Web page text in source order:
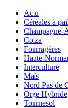
Actu
Céréales à
Champagne-
Colza
Fourragères
Haute-
Interculture
Maïs
Nord Pas de
Orge Hybride
Tournesol